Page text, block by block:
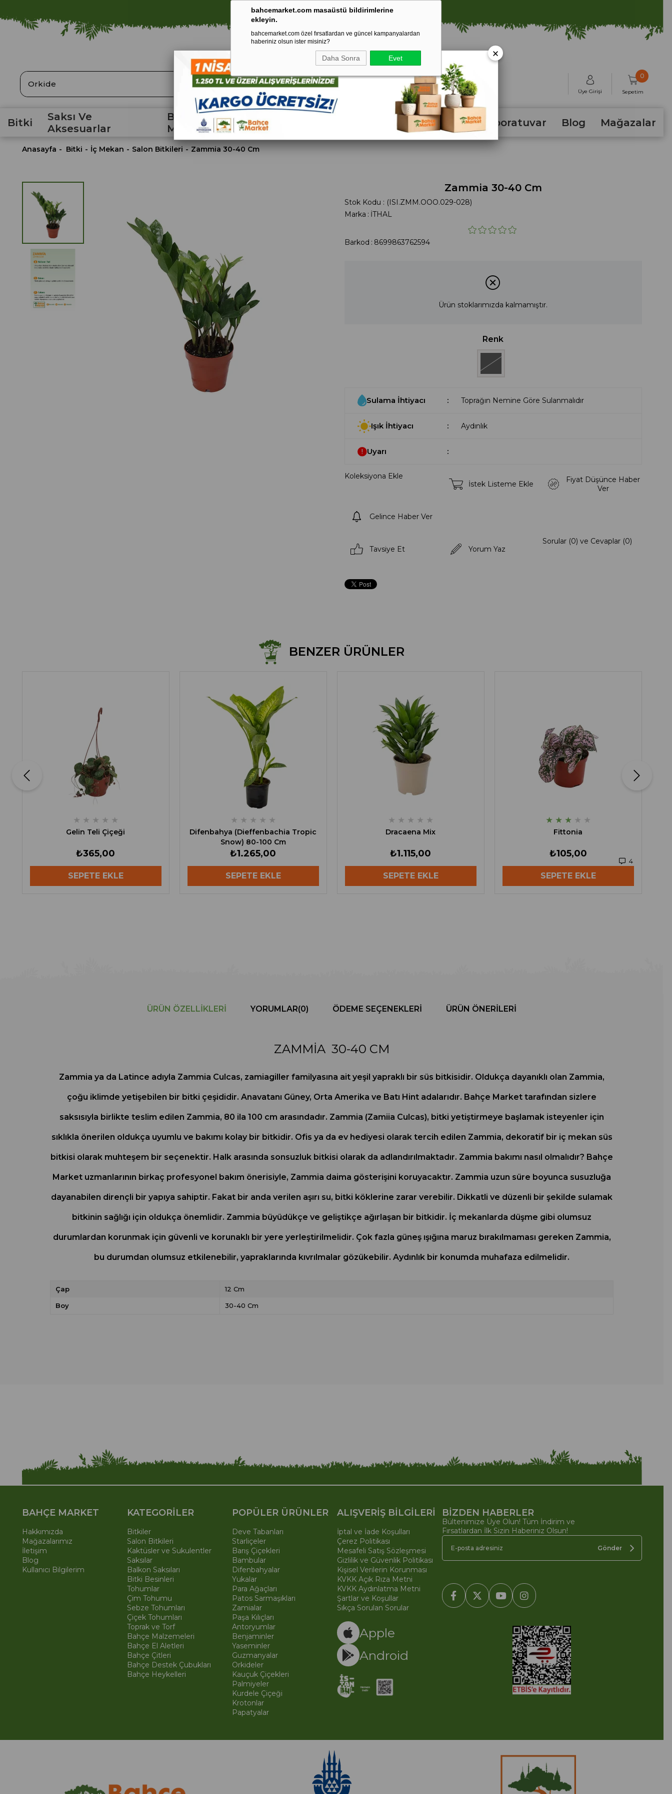
bahcemarket.com masaüstü bildirimlerine
ekleyin.
bahcemarket.com özel fırsatlardan ve güncel kampanyalardan
haberiniz olsun ister misiniz?
Daha Sonra Evet
🚀 1250 TL ÜZERİ ALIŞVERİŞLERDE KARGO ÜCRETSİZ!
ARA
Üye Girişi Sepetim
0
Bitki
Saksı Ve
Aksesuarlar
Bahçe
Malzemeleri
Tohum Laboratuvar Blog Mağazalar
Anasayfa Bitki İç Mekan Salon Bitkileri Zammia 30-40 Cm
Zammia 30-40 Cm
Stok Kodu
(ISI.ZMM.OOO.029-028)
Marka : İTHAL
Barkod : 8699863762594
Ürün stoklarımızda kalmamıştır.
Renk
Sulama İhtiyacı Toprağın Nemine Göre Sulanmalıdır
Işık İhtiyacı Aydınlık
Uyarı
Koleksiyona Ekle
İstek Listeme Ekle
Fiyat Düşünce Haber
Ver
Gelince Haber Ver
Tavsiye Et Yorum Yaz
Sorular (0) ve Cevaplar (0)
BENZER ÜRÜNLER
★ ★ ★ ★ ★
Gelin Teli Çiçeği
₺365,00
SEPETE EKLE
★ ★ ★ ★ ★
Difenbahya (Dieffenbachia Tropic
Snow) 80-100 Cm
₺1.265,00
SEPETE EKLE
★ ★ ★ ★ ★
Dracaena Mix
₺1.115,00
SEPETE EKLE
★ ★ ★ ★ ★
Fittonia
4
₺105,00
SEPETE EKLE
ÜRÜN ÖZELLIKLERI YORUMLAR(0) ÖDEME SEÇENEKLERI ÜRÜN ÖNERILERI
ZAMMİA 30-40 CM
Zammia ya da Latince adıyla Zammia Culcas, zamiagiller familyasına ait yeşil yapraklı bir süs bitkisidir. Oldukça dayanıklı olan Zammia,
çoğu iklimde yetişebilen bir bitki çeşididir. Anavatanı Güney, Orta Amerika ve Batı Hint adalarıdır. Bahçe Market tarafından sizlere
saksısıyla birlikte teslim edilen Zammia, 80 ila 100 cm arasındadır. Zammia (Zamiia Culcas), bitki yetiştirmeye başlamak isteyenler için
sıklıkla önerilen oldukça uyumlu ve bakımı kolay bir bitkidir. Ofis ya da ev hediyesi olarak tercih edilen Zammia, dekoratif bir iç mekan süs
bitkisi olarak muhteşem bir seçenektir. Halk arasında sonsuzluk bitkisi olarak da adlandırılmaktadır. Zammia bakımı nasıl olmalıdır? Bahçe
Market uzmanlarının birkaç profesyonel bakım önerisiyle, Zammia daima gösterişini koruyacaktır. Zammia uzun süre boyunca susuzluğa
dayanabilen dirençli bir yapıya sahiptir. Fakat bir anda verilen aşırı su, bitki köklerine zarar verebilir. Dikkatli ve düzenli bir şekilde sulamak
bitkinin sağlığı için oldukça önemlidir. Zammia büyüdükçe ve geliştikçe ağırlaşan bir bitkidir. İç mekanlarda düşme gibi olumsuz
durumlardan korunmak için güvenli ve korunaklı bir yere yerleştirilmelidir. Çok fazla güneş ışığına maruz bırakılmaması gereken Zammia,
bu durumdan olumsuz etkilenebilir, yapraklarında kıvrılmalar gözükebilir. Aydınlık bir konumda muhafaza edilmelidir.
Çap 12 Cm
Boy 30-40 Cm
BAHÇE MARKET
Hakkımızda
Mağazalarımız
İletişim
Blog
Kullanıcı Bilgilerim
KATEGORİLER
Bitkiler
Salon Bitkileri
Kaktüsler ve Sukulentler
Saksılar
Balkon Saksıları
Bitki Besinleri
Tohumlar
Çim Tohumu
Sebze Tohumları
Çiçek Tohumları
Toprak ve Torf
Bahçe Malzemeleri
Bahçe El Aletleri
Bahçe Çitleri
Bahçe Destek Çubukları
Bahçe Heykelleri
POPÜLER ÜRÜNLER
Deve Tabanları
Starliçeler
Barış Çiçekleri
Bambular
Difenbahyalar
Yukalar
Para Ağaçları
Patos Sarmaşıkları
Zamialar
Paşa Kılıçları
Antoryumlar
Benjaminler
Yaseminler
Guzmanyalar
Orkideler
Kauçuk Çiçekleri
Palmiyeler
Kurdele Çiçeği
Krotonlar
Papatyalar
ALIŞVERİŞ BİLGİLERİ
İptal ve İade Koşulları
Çerez Politikası
Mesafeli Satış Sözleşmesi
Gizlilik ve Güvenlik Politikası
Kişisel Verilerin Korunması
KVKK Açık Rıza Metni
KVKK Aydınlatma Metni
Şartlar ve Koşullar
Sıkça Sorulan Sorular
Apple
Android
BİZDEN HABERLER
Bültenimize Üye Olun! Tüm İndirim ve
Fırsatlardan İlk Sizin Haberiniz Olsun!
Gönder
×